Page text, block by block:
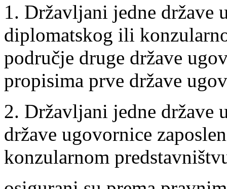
1. Državljani jedne države
diplomatskog ili
područje druge države
propisima prve države
2. Državljani jedne države
države ugovornice
konzularnom